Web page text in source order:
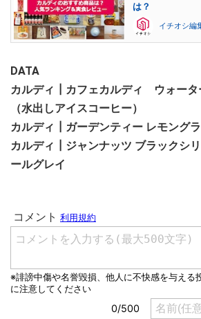
は？
イチオシ編
DATA
カルディ┃カフェカルディ ウォータ
（水出しアイスコーヒー）
カルディ┃ガーデンティー レモング
カルディ┃ジャンナッツ ブラックシ
ールグレイ